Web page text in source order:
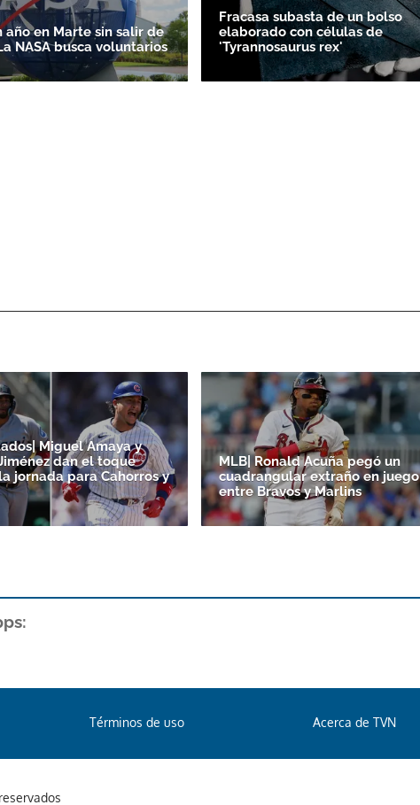
año en Marte sin salir de
NASA busca voluntarios
Fracasa subasta de un bolso
elaborado con células de
'Tyrannosaurus rex'
Miguel Amaya y
dan el toque
jornada para Cahorros y
MLB| Ronald Acuña pegó un
cuadrangular extraño en juego
entre Bravos y Marlins
Términos de uso Acerca de TVN